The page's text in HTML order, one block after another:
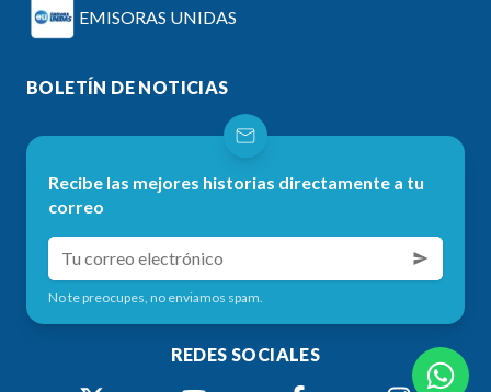
EMISORAS UNIDAS
BOLETÍN DE NOTICIAS
Recibe las mejores historias directamente a tu
correo
No te preocupes, no enviamos spam.
REDES SOCIALES